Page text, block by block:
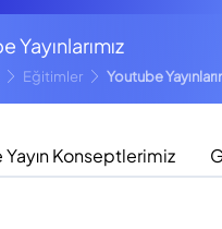
Yayınlarımız
Eğitimler Youtube
Konseptlerimiz